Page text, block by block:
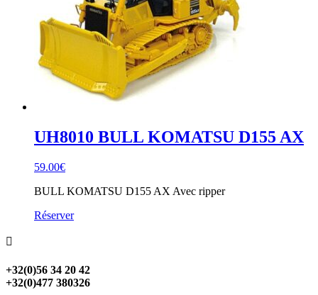
UH8010 BULL KOMATSU D155 AX
59.00€
BULL KOMATSU D155 AX Avec ripper
Réserver

+32(0)56 34 20 42
+32(0)477 380326